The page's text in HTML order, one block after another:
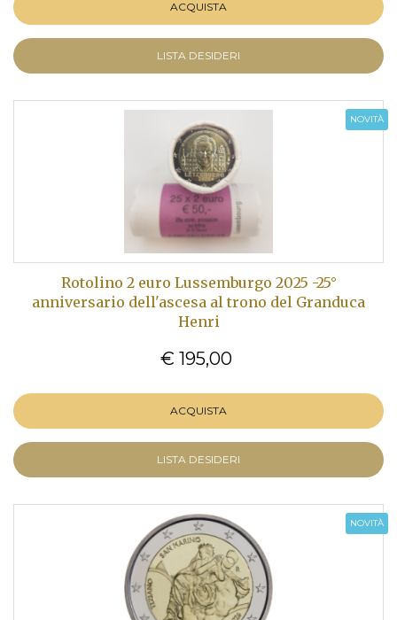
ACQUISTA
LISTA DESIDERI
NOVITÀ
Rotolino 2 euro Lussemburgo 2025 -25°
anniversario dell'ascesa al trono del Granduca
Henri
€ 195,00
ACQUISTA
LISTA DESIDERI
NOVITÀ